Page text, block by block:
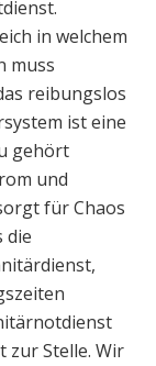
in welchem
muss
reibungslos
ist eine
gehört
und
für Chaos
die
zur Stelle. Wir